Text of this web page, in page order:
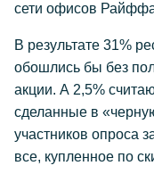
сети офисов
В результате 31%
обошлись бы без
акции. А 2,5%
сделанные в
участников опроса
все, купленное по